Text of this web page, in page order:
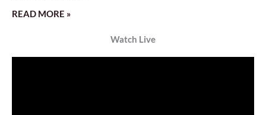
READ MORE »
Watch Live